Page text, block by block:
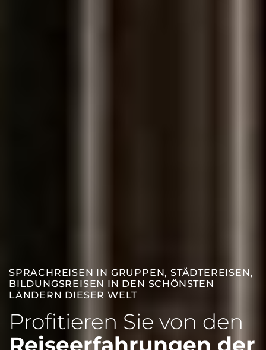
SPRACHREISEN IN GRUPPEN, STÄDTEREISEN,
BILDUNGSREISEN IN DEN SCHÖNSTEN
LÄNDERN DIESER WELT
Profitieren Sie von den
Reiseerfahrungen der